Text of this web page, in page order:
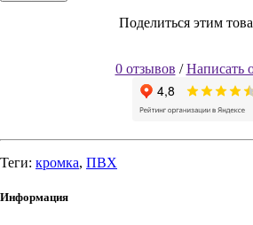
Поделиться этим
0 отзывов /Написать
Теги: кромка, ПВХ
Информация